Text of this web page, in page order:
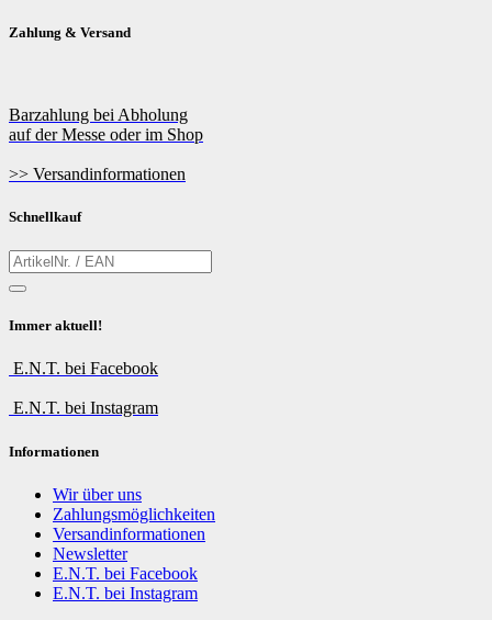
Zahlung & Versand
Barzahlung bei Abholung
auf der Messe oder im Shop
>> Versandinformationen
Schnellkauf
Immer aktuell!
E.N.T. bei Facebook
E.N.T. bei Instagram
Informationen
Wir über uns
Zahlungsmöglichkeiten
Versandinformationen
Newsletter
E.N.T. bei Facebook
E.N.T. bei Instagram